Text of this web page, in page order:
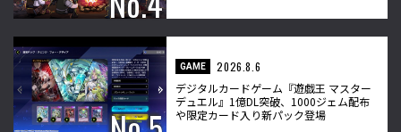
GAME
2026.8.6
デジタルカードゲーム『遊戯王 マスター
デュエル』1億DL突破、1000ジェム配布
や限定カード入り新パック登場